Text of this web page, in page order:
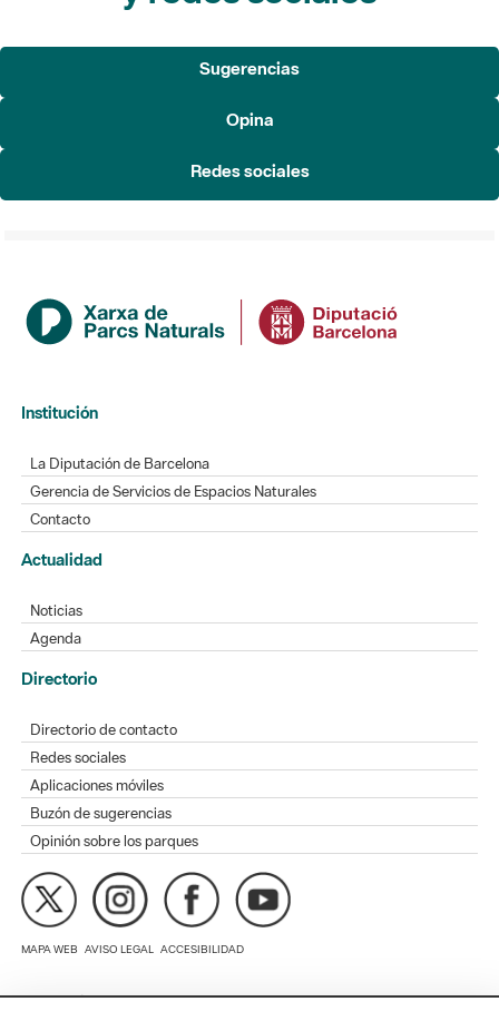
Institución
Gerencia de Servicios de Espacios Naturales
Actualidad
Noticias
Agenda
Directorio de contacto
Redes sociales
Buzón de sugerencias
Opinión sobre los parques
Diputación de Barcelona. Edifici Llacuna, 1a planta. Badajoz, 49.
08005 Barcelona. Tel. 934 022 428 / xarxaparcs@diba.cat